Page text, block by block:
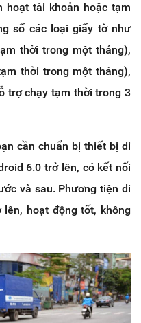
hoạt tài khoản hoặc tạm
số các loại giấy tờ như
thời trong một tháng),
thời trong một tháng),
trợ chạy tạm thời trong 3
cần chuẩn bị thiết bị di
6.0 trở lên, có kết nối
và sau. Phương tiện di
hoạt động tốt, không